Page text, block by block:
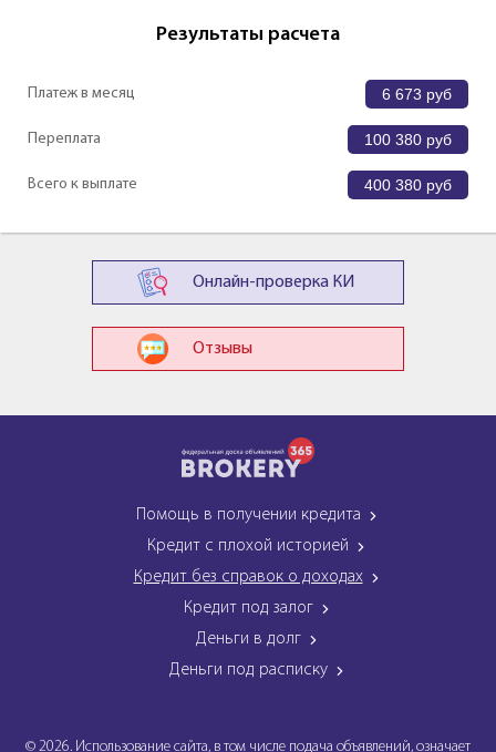
Результаты расчета
Платеж в месяц 6 673 руб
Переплата 100 380 руб
Всего к выплате 400 380 руб
Онлайн-проверка КИ
Отзывы
Помощь в получении кредита
Кредит с плохой историей
Кредит без справок о доходах
Кредит под залог
Деньги в долг
Деньги под расписку
© 2026. Использование сайта, в том числе подача объявлений, означает